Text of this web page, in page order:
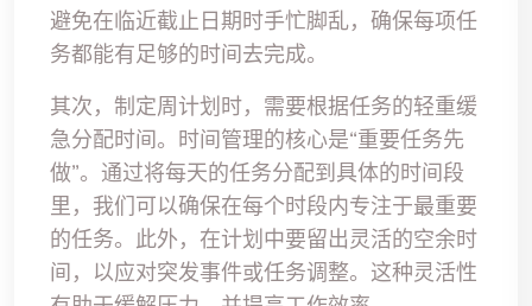
避免在临近截止日期时手忙脚乱，确保每项任
务都能有足够的时间去完成。
其次，制定周计划时，需要根据任务的轻重缓
急分配时间。时间管理的核心是“重要任务先
做”。通过将每天的任务分配到具体的时间段
里，我们可以确保在每个时段内专注于最重要
的任务。此外，在计划中要留出灵活的空余时
间，以应对突发事件或任务调整。这种灵活性